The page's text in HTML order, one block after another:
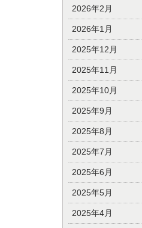
2026年2月
2026年1月
2025年12月
2025年11月
2025年10月
2025年9月
2025年8月
2025年7月
2025年6月
2025年5月
2025年4月